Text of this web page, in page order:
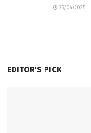
25/04/2025
EDITOR'S PICK